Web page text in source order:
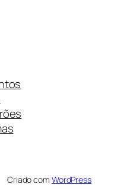
Criado com WordPress